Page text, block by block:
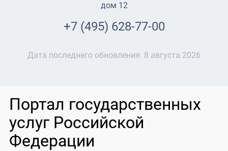
дом 12
+7 (495) 628-77-00
Дата последнего обновления: 8 августа 2026
Портал государственных
услуг Российской
Федерации